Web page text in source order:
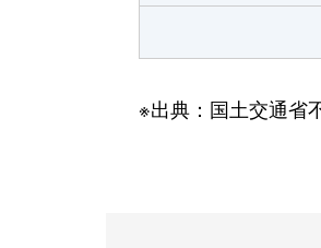
※出典：国土交通省